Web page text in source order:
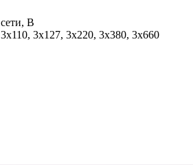
В
3x127, 3x220, 3x380, 3x660